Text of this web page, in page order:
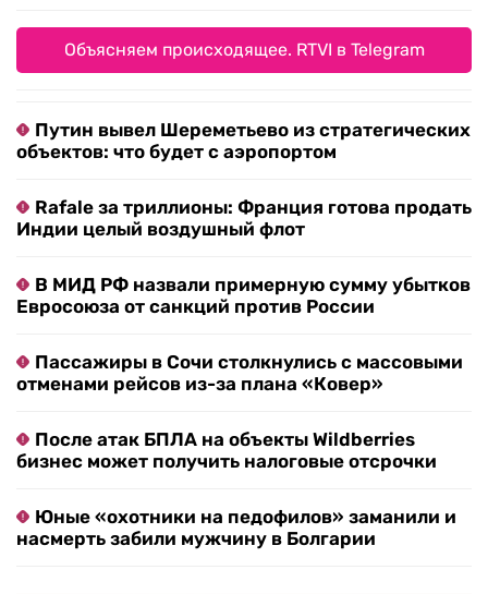
Объясняем происходящее. RTVI в Telegram
Путин вывел Шереметьево из стратегических
объектов: что будет с аэропортом
Rafale за триллионы: Франция готова продать
Индии целый воздушный флот
В МИД РФ назвали примерную сумму убытков
Евросоюза от санкций против России
Пассажиры в Сочи столкнулись с массовыми
отменами рейсов из-за плана «Ковер»
После атак БПЛА на объекты Wildberries
бизнес может получить налоговые отсрочки
Юные «охотники на педофилов» заманили и
насмерть забили мужчину в Болгарии